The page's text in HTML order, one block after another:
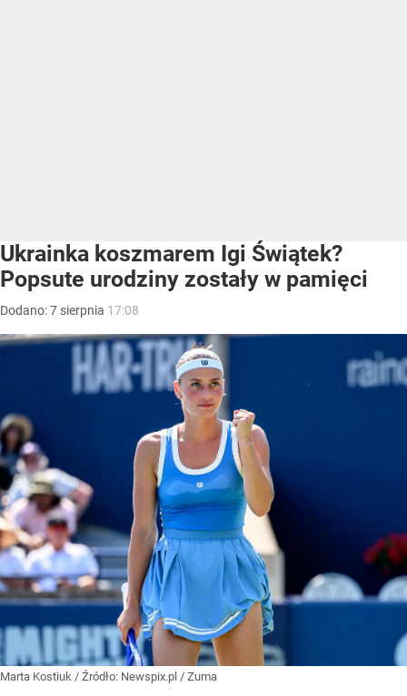
Ukrainka koszmarem Igi Świątek?
Popsute urodziny zostały w pamięci
Dodano:7 sierpnia 17:08
Marta Kostiuk / Źródło: Newspix.pl / Zuma